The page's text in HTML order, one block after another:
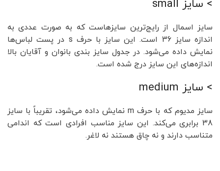
> سایز small
سایز اسمال از رایج‌ترین سایزهاست که به صورت عددی به
اندازه سایز 36 است. این سایز با حرف s در پست لباس‌ها
نمایش داده می‌شود. در جدول سایز بندی بانوان و آقایان بالا
اندازه‌های این سایز درج شده است.
> سایز medium
سایز مدیوم که با حرف m نمایش داده می‌شود، تقریباً با سایز
38 برابری می‌کند. این سایز مناسب افرادی است که اندامی
متناسب دارند و نه چاق هستند نه لاغر.